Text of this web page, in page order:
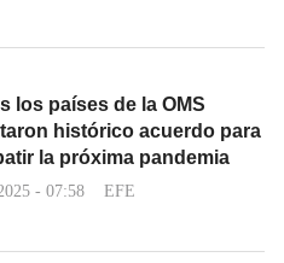
los países de la OMS
histórico acuerdo para
la próxima pandemia
- 07:58 EFE